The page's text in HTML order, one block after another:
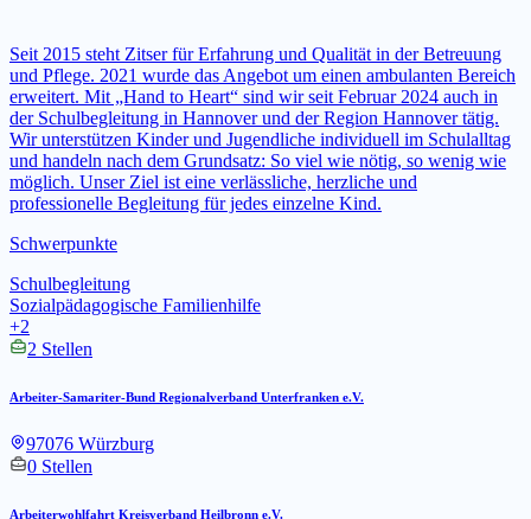
Seit 2015 steht Zitser für Erfahrung und Qualität in der Betreuung
und Pflege. 2021 wurde das Angebot um einen ambulanten Bereich
erweitert. Mit „Hand to Heart“ sind wir seit Februar 2024 auch in
der Schulbegleitung in Hannover und der Region Hannover tätig.
Wir unterstützen Kinder und Jugendliche individuell im Schulalltag
und handeln nach dem Grundsatz: So viel wie nötig, so wenig wie
möglich. Unser Ziel ist eine verlässliche, herzliche und
professionelle Begleitung für jedes einzelne Kind.
Schwerpunkte
Schulbegleitung
Sozialpädagogische Familienhilfe
+2
2 Stellen
Arbeiter-Samariter-Bund Regionalverband Unterfranken e.V.
97076 Würzburg
0 Stellen
Arbeiterwohlfahrt Kreisverband Heilbronn e.V.